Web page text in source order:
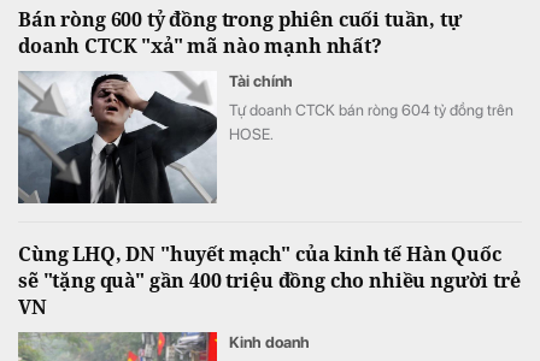
Bán ròng 600 tỷ đồng trong phiên cuối tuần, tự
doanh CTCK "xả" mã nào mạnh nhất?
Tài chính
Tự doanh CTCK bán ròng 604 tỷ đồng trên
HOSE.
Cùng LHQ, DN "huyết mạch" của kinh tế Hàn Quốc
sẽ "tặng quà" gần 400 triệu đồng cho nhiều người trẻ
VN
Kinh doanh